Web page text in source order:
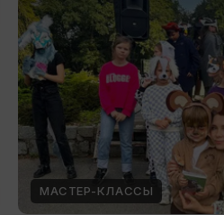
МАСТЕР-КЛАССЫ